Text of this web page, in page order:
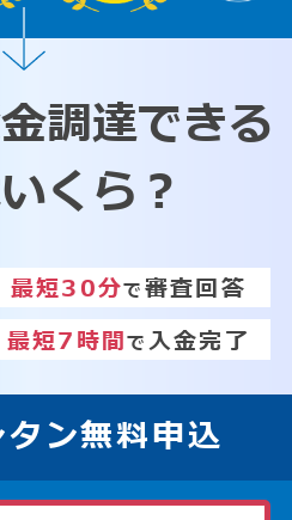
調達できる
くら？
最短30分で審査回答
最短7時間で入金完了
ン無料申込